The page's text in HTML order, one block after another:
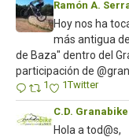
Ramón A.
Hoy nos ha
más antigua
de Baza" dentro del
participación de
1 1Twitter
C.D. Granabike
Hola a tod@s,